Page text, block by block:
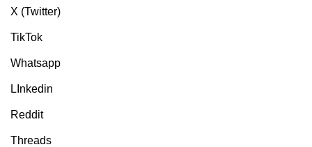
X (Twitter)
TikTok
Whatsapp
LInkedin
Reddit
Threads